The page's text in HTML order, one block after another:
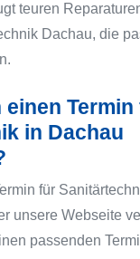
teuren
Dachau, die
einen Termin
in Dachau
für
unsere Webseite
passenden